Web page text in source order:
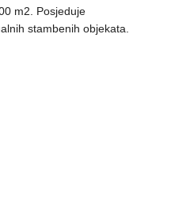
m2. Posjeduje
stambenih objekata.